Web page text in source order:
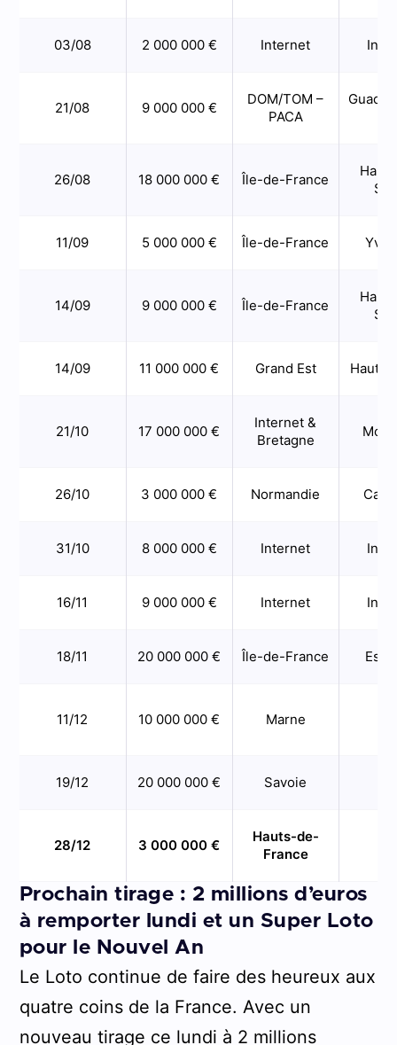
03/08 2 000 000 € Internet
21/08 9 000 000 €
DOM/TOM –
PACA
26/08 18 000 000 € Île-de-France
11/09 5 000 000 € Île-de-France
14/09 9 000 000 € Île-de-France
14/09 11 000 000 € Grand Est Haute-
21/10 17 000 000 €
Internet &
Bretagne
26/10 3 000 000 € Normandie
31/10 8 000 000 € Internet
16/11 9 000 000 € Internet
18/11 20 000 000 € Île-de-France
11/12 10 000 000 € Marne
19/12 20 000 000 € Savoie
28/12 3 000 000 €
Hauts-de-
France
Prochain tirage : 2 millions d’euros
à remporter lundi et un Super Loto
pour le Nouvel An
Le Loto continue de faire des heureux aux
quatre coins de la France. Avec un
nouveau tirage ce lundi à 2 millions